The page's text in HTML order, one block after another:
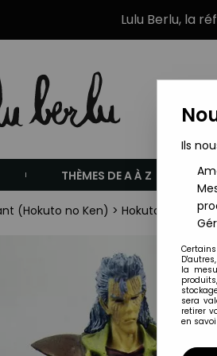
Lulu Berlu, la
THÈMES DE A À Z
(Hokuto no Ken) > Hokuto no Ken
Ils
la
sera
retirer
en